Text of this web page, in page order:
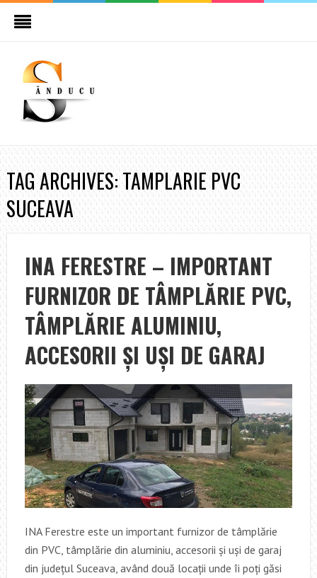
TAG ARCHIVES: TAMPLARIE PVC
SUCEAVA
INA FERESTRE – IMPORTANT
FURNIZOR DE TÂMPLĂRIE PVC,
TÂMPLĂRIE ALUMINIU,
ACCESORII ȘI UȘI DE GARAJ
INA Ferestre este un important furnizor de tâmplărie
din PVC, tâmplărie din aluminiu, accesorii și uși de garaj
din județul Suceava, având două locații unde îi poți găsi